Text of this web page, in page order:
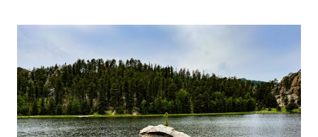
I
SZLAKI
DLA
MIŁOŚNIKÓW
PRZYRODY